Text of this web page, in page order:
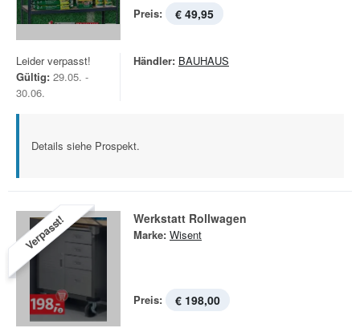
Preis: € 49,95
Leider verpasst!
Gültig: 29.05. -
30.06.
Händler: BAUHAUS
Details siehe Prospekt.
Verpasst! Werkstatt Rollwagen
Marke: Wisent
Preis: € 198,00